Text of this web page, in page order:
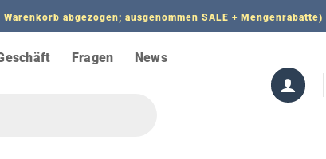
abgezogen; ausgenommen SALE + Mengenrabatte)
Fragen News